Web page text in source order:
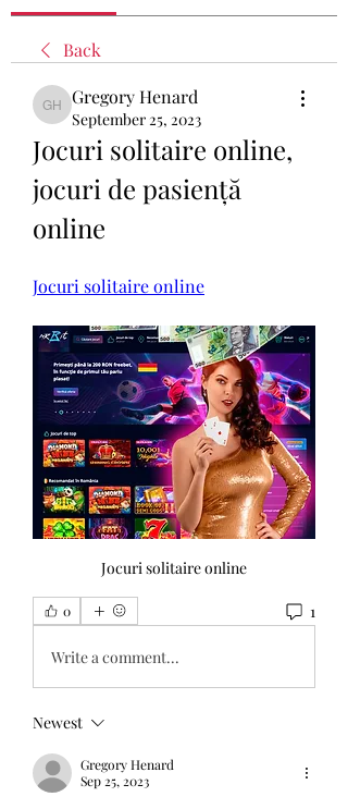
Back
Gregory Henard
Gregory Henard
September 25, 2023
Jocuri solitaire online,
jocuri de pasiență
online
Jocuri solitaire online
Jocuri solitaire online
0 1
Write a comment...
Newest
Gregory Henard
Sep 25, 2023